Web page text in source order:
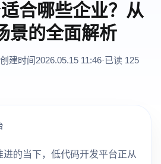
合哪些企业？从
景的全面解析
创建时间2026.05.15 11:46·已读 125
的当下，低代码开发平台正从